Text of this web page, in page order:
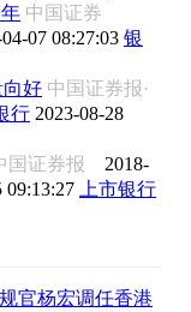
中国证券
07 08:27:03 银
好 中国证券报·
行 2023-08-28
国证券报 2018-
09:13:27 上市银行
官杨宏调任香港